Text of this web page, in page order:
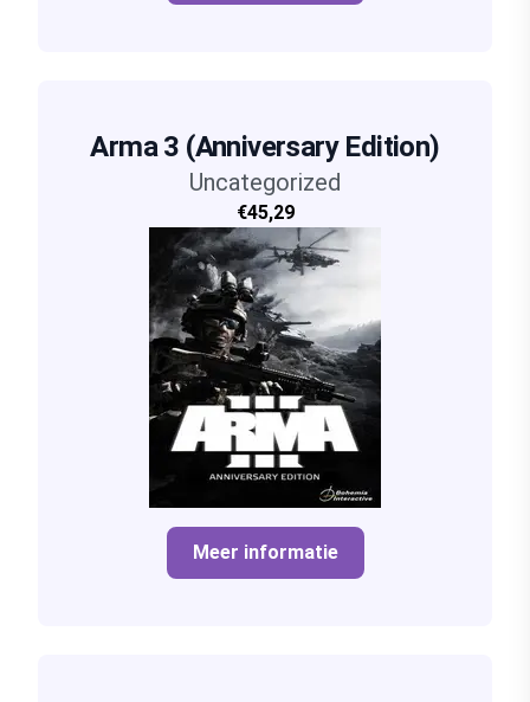
Arma 3 (Anniversary Edition)
Uncategorized
€45,29
Meer informatie